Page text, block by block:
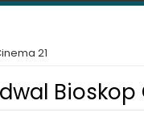
21
Bioskop